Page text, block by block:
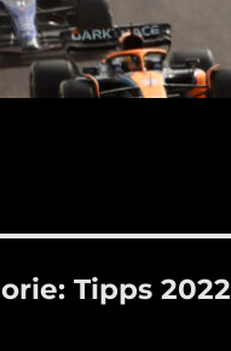
Tipps 2022